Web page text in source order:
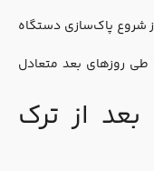
پاک‌سازی دستگاه
روزهای بعد متعادل
از ترک